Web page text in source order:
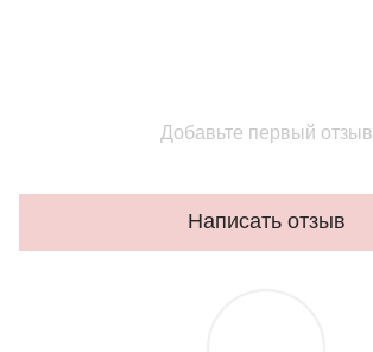
Добавьте первый отзыв
Написать отзыв